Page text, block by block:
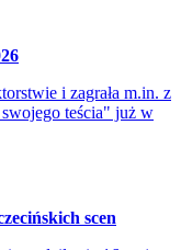
i zagrała m.in. z
teścia" już w
scen